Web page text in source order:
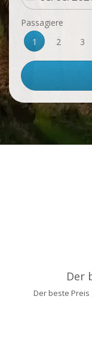
Passagiere
1
2 3
Der
Der beste